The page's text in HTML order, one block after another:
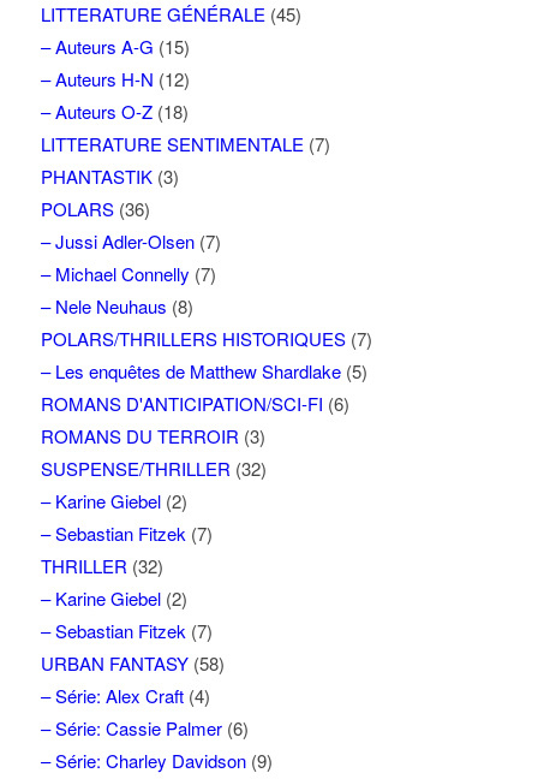
LITTERATURE GÉNÉRALE (45)
– Auteurs A-G (15)
– Auteurs H-N (12)
– Auteurs O-Z(18)
LITTERATURE SENTIMENTALE (7)
PHANTASTIK(3)
POLARS(36)
– Jussi Adler-Olsen(7)
– Michael Connelly (7)
– Nele Neuhaus (8)
POLARS/THRILLERS HISTORIQUES(7)
– Les enquêtes de Matthew Shardlake(5)
ROMANS D'ANTICIPATION/SCI-FI (6)
ROMANS DU TERROIR (3)
SUSPENSE/THRILLER (32)
– Karine Giebel(2)
– Sebastian Fitzek (7)
THRILLER (32)
– Karine Giebel(2)
– Sebastian Fitzek (7)
URBAN FANTASY(58)
– Série: Alex Craft(4)
– Série: Cassie Palmer(6)
– Série: Charley Davidson(9)